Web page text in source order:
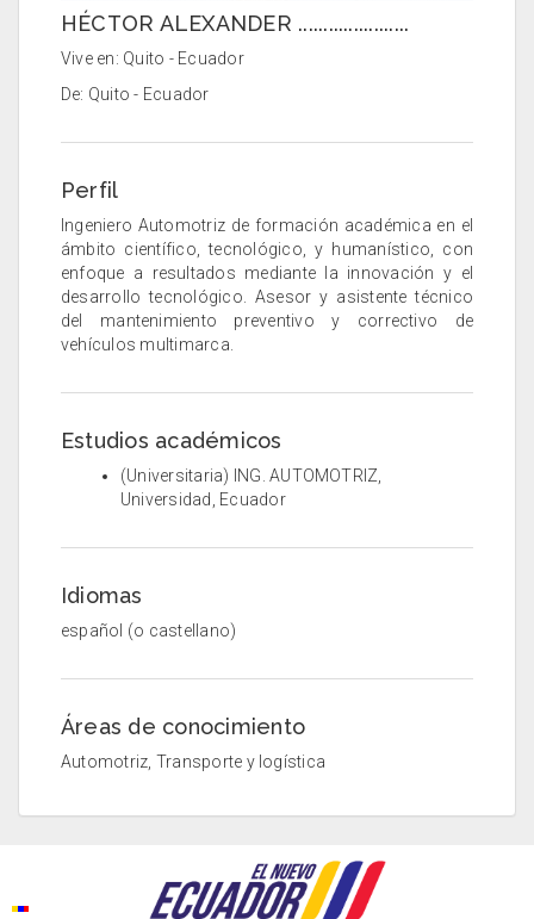
HÉCTOR ALEXANDER ......................
Vive en: Quito - Ecuador
De: Quito - Ecuador
Perfil
Ingeniero Automotriz de formación académica en el
ámbito científico, tecnológico, y humanístico, con
enfoque a resultados mediante la innovación y el
desarrollo tecnológico. Asesor y asistente técnico
del mantenimiento preventivo y correctivo de
vehículos multimarca.
Estudios académicos
(Universitaria) ING. AUTOMOTRIZ,
Universidad, Ecuador
Idiomas
español (o castellano)
Áreas de conocimiento
Automotriz, Transporte y logística